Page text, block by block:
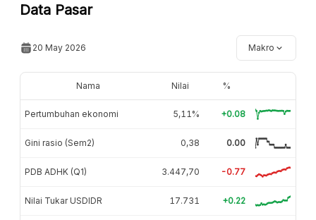
Data Pasar
20 May 2026 Makro
Nama Nilai %
Pertumbuhan ekonomi 5,11% +0.08
Gini rasio (Sem2) 0,38 0.00
PDB ADHK (Q1) 3.447,70 -0.77
Nilai Tukar USDIDR 17.731 +0.22